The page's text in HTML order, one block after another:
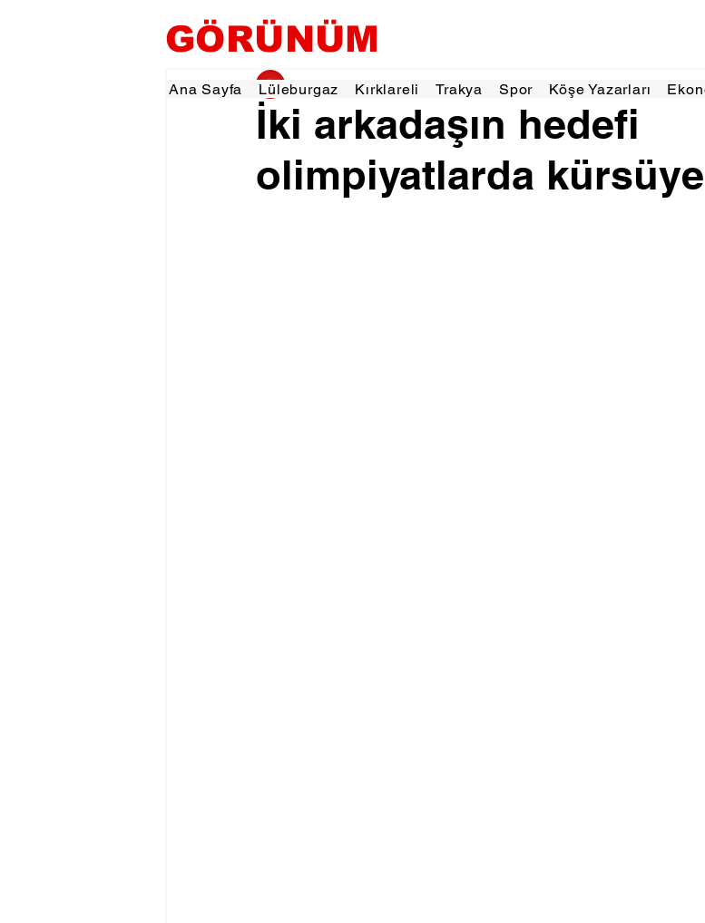
GÖRÜNÜM
Ana Sayfa Lüleburgaz Kırklareli Trakya Spor Köşe Yazarları
İki arkadaşın hedefi
olimpiyatlarda kürsüye
gorunumhaber 4 Mar 20252 dakikada okunur